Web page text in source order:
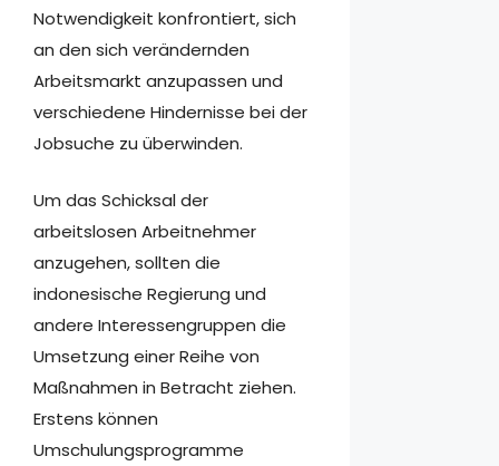
Notwendigkeit konfrontiert, sich
an den sich verändernden
Arbeitsmarkt anzupassen und
verschiedene Hindernisse bei der
Jobsuche zu überwinden.
Um das Schicksal der
arbeitslosen Arbeitnehmer
anzugehen, sollten die
indonesische Regierung und
andere Interessengruppen die
Umsetzung einer Reihe von
Maßnahmen in Betracht ziehen.
Erstens können
Umschulungsprogramme